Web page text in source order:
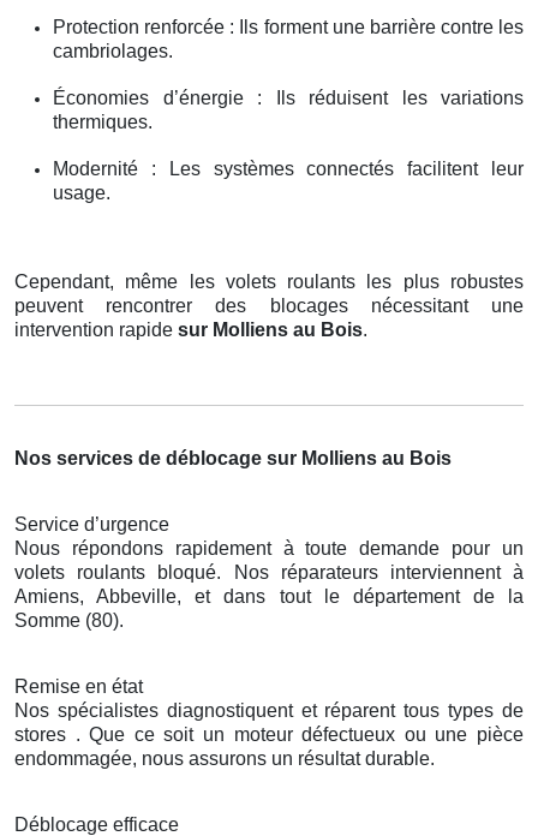
Protection renforcée : Ils forment une barrière contre les
cambriolages.
Économies d’énergie : Ils réduisent les variations
thermiques.
Modernité : Les systèmes connectés facilitent leur
usage.
Cependant, même les volets roulants les plus robustes
peuvent rencontrer des blocages nécessitant une
intervention rapide sur Molliens au Bois.
Nos services de déblocage sur Molliens au Bois
Service d’urgence
Nous répondons rapidement à toute demande pour un
volets roulants bloqué. Nos réparateurs interviennent à
Amiens, Abbeville, et dans tout le département de la
Somme (80).
Remise en état
Nos spécialistes diagnostiquent et réparent tous types de
stores . Que ce soit un moteur défectueux ou une pièce
endommagée, nous assurons un résultat durable.
Déblocage efficace